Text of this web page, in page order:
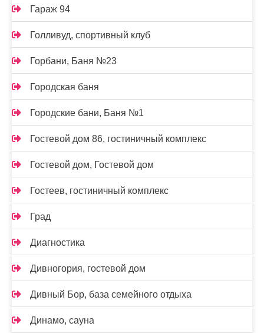
Гараж 94
Голливуд, спортивный клуб
Горбани, Баня №23
Городская баня
Городские бани, Баня №1
Гостевой дом 86, гостиничный комплекс
Гостевой дом, Гостевой дом
Гостеев, гостиничный комплекс
Град
Диагностика
Дивногория, гостевой дом
Дивный Бор, база семейного отдыха
Динамо, сауна